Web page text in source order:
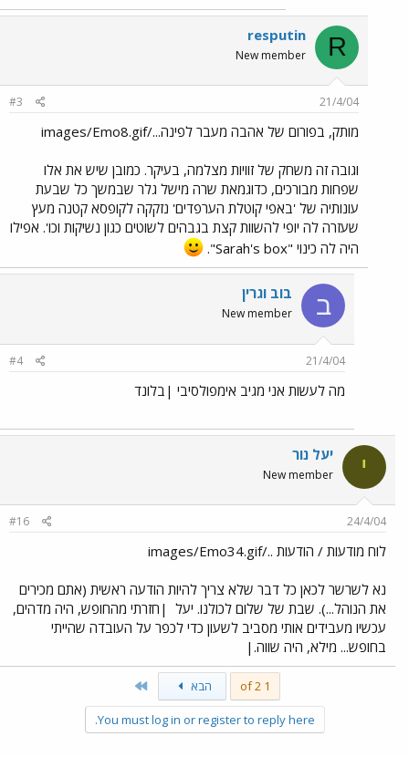
R
resputin
New member
21/4/04
#3
מותק, בפורום של אהבה מעבר לפינה.../images/Emo8.gif
וגובה זה משחק של זוויות מצלמה, בעיקר. כמובן שיש את אלו
שפחות מבורכים, כדוגמאת שרה מישל גלר שבמשך כל שבעת
עונותיה של 'באפי קוטלת הערפדים' נזקקה לקופסא קטנה מעץ
שעזרה לה יופי להשוות קצת בגבהים לשוטים כגון נשיקות וכו'. אפילו
היה לה כינוי "Sarah's box".
ב בוב וגרין
New member
21/4/04
#4
מה לעשות אני מגיב אימפולסיבי |בלונד
י יעל נור
New member
24/4/04
#16
לוח מודעות / הודעות ../images/Emo34.gif
נא לשרשר לכאן כל דבר שלא צריך להיות הודעה ראשית (אתם מכירים
את הנוהל...). שבת של שלום לכולנו. יעל |חזרתי מהחופש, היה מדהים,
עכשיו מעבידים אותי מסביב לשעון כדי לכפר על העובדה שהייתי
בחופש... מילא, היה שווה.|
1 of 2 הבא
You must log in or register to reply here.